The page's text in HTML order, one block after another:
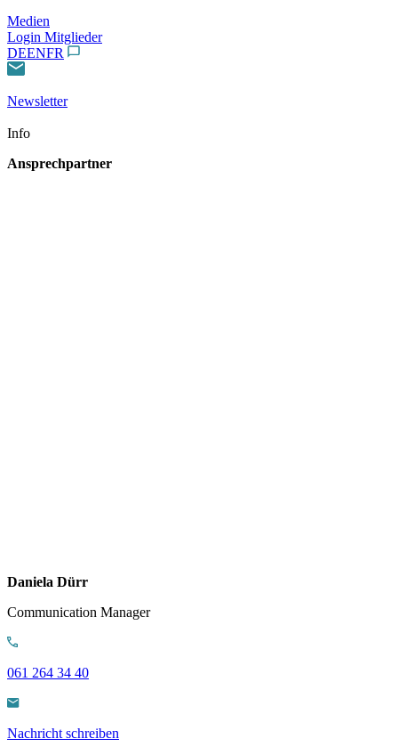
Medien
Login Mitglieder
DEENFR
Newsletter
Info
Ansprechpartner
Daniela Dürr
Communication Manager
061 264 34 40
Nachricht schreiben